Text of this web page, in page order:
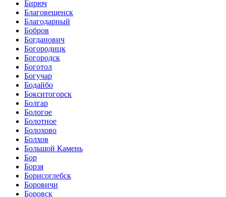
Бирюч
Благовещенск
Благодарный
Бобров
Богданович
Богородицк
Богородск
Боготол
Богучар
Бодайбо
Бокситогорск
Болгар
Бологое
Болотное
Болохово
Болхов
Большой Камень
Бор
Борзя
Борисоглебск
Боровичи
Боровск